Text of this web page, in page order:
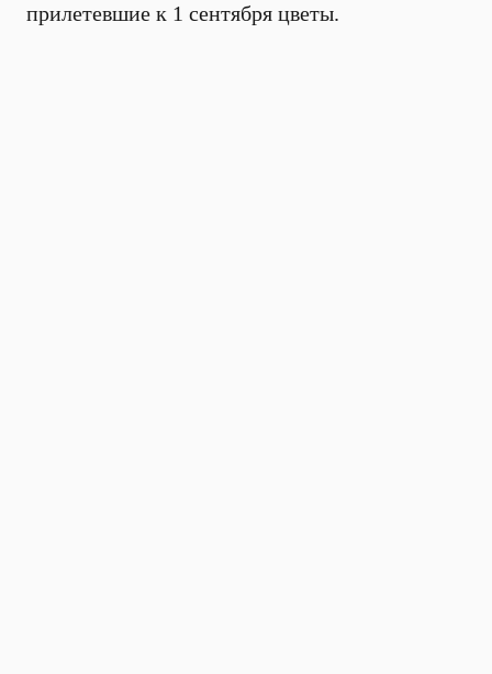
прилетевшие к 1 сентября цветы.